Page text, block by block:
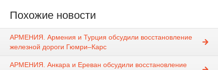
Похожие новости
АРМЕНИЯ. Армения и Турция обсудили восстановление
железной дороги Гюмри–Карс
АРМЕНИЯ. Анкара и Ереван обсудили восстановление